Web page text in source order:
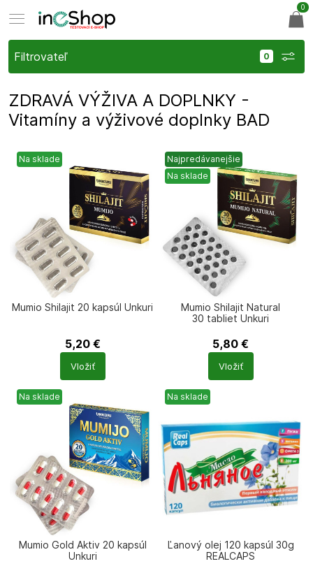
Filtrovateľ
ZDRAVÁ VÝŽIVA A DOPLNKY -
Vitamíny a výživové doplnky BAD
Na sklade
Mumio Shilajit 20 kapsúl Unkuri
5,20 €
Počet
produktů
Vložiť
Najpredávanejšie
Na sklade
Mumio Shilajit Natural
30 tabliet Unkuri
5,80 €
Počet
produktů
Vložiť
Na sklade
Mumio Gold Aktiv 20 kapsúl
Unkuri
Na sklade
Ľanový olej 120 kapsúl 30g
REALCAPS
0